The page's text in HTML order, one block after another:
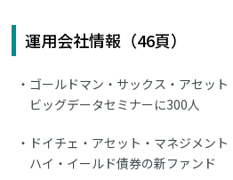
運用会社情報（46頁）
ゴールドマン・サックス・アセット
ビッグデータセミナーに300人
ドイチェ・アセット・マネジメント
ハイ・イールド債券の新ファンド